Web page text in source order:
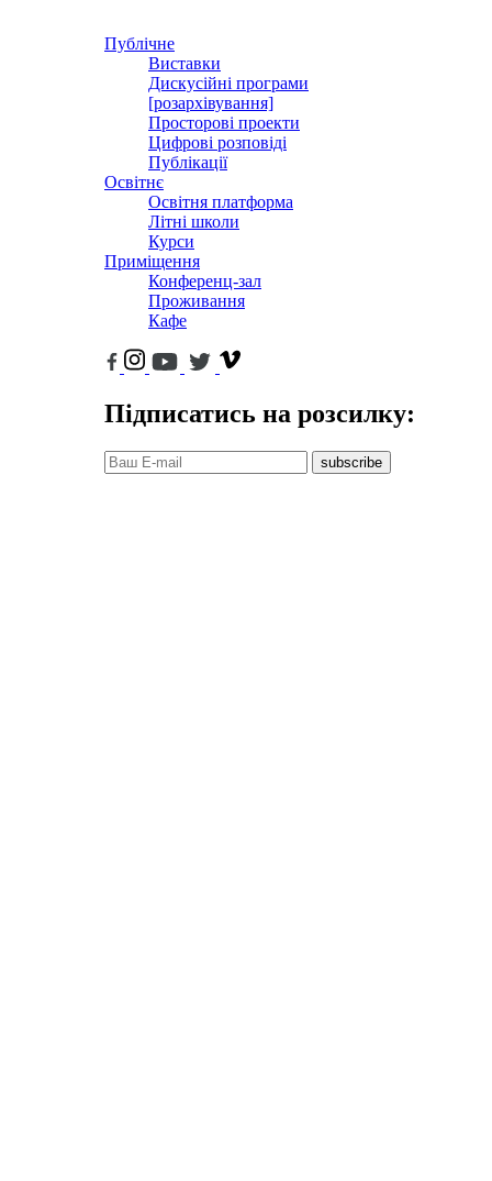
Публічне
Виставки
Дискусійні програми
[розархівування]
Просторові проекти
Цифрові розповіді
Публікації
Освітнє
Освітня платформа
Літні школи
Курси
Приміщення
Конференц-зал
Проживання
Кафе
Підписатись на розсилку:
subscribe